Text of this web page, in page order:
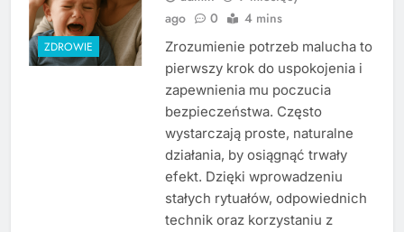
ZDROWIE
ago
0 4 mins
Zrozumienie potrzeb malucha to
pierwszy krok do uspokojenia i
zapewnienia mu poczucia
bezpieczeństwa. Często
wystarczają proste, naturalne
działania, by osiągnąć trwały
efekt. Dzięki wprowadzeniu
stałych rytuałów, odpowiednich
technik oraz korzystaniu z